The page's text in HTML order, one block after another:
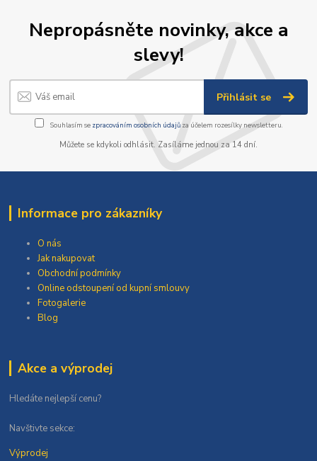
Nepropásněte novinky, akce a
slevy!
Přihlásit se
Souhlasím se zpracováním osobních údajůza účelem rozesílky newsletteru.
Můžete se kdykoli odhlásit. Zasíláme jednou za 14 dní.
Informace pro zákazníky
O nás
Jak nakupovat
Obchodní podmínky
Online odstoupení od kupní smlouvy
Fotogalerie
Blog
Akce a výprodej
Hledáte nejlepší cenu?
Navštivte sekce:
Výprodej